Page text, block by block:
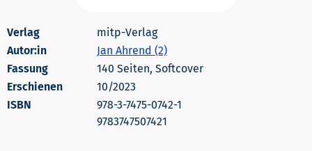
mitp-Verlag
Autor:in
Jan Ahrend (2)
140 Seiten, Softcover
Erschienen
10/2023
978-3-7475-0742-1
9783747507421